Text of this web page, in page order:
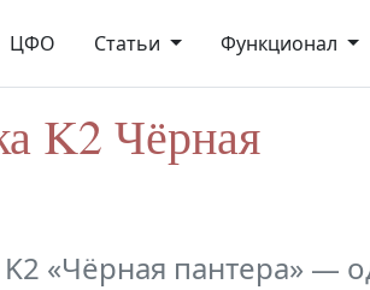
ЦФО Статьи Функционал
K2 Чёрная
«Чёрная пантера» —